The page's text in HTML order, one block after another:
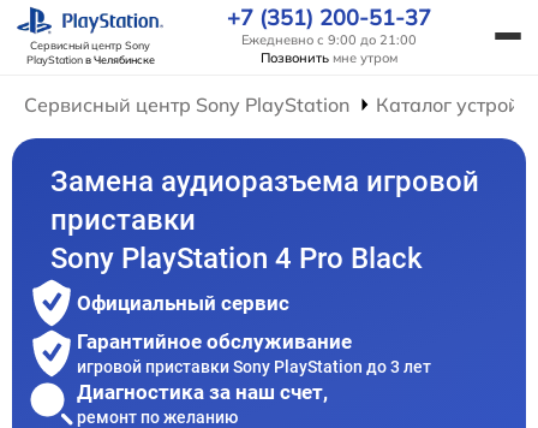
Сервисный центр Sony
PlayStationв Челябинске
+7 (351) 200-51-37
Ежедневно с 9:00 до 21:00
Позвонить мне утром
Сервисный центр Sony PlayStation Каталог
Замена аудиоразъема игровой
приставки
Sony PlayStation 4 Pro Black
Официальный сервис
Гарантийное обслуживание
игровой приставки Sony PlayStation до 3 лет
Диагностика за наш счет,
ремонт по желанию